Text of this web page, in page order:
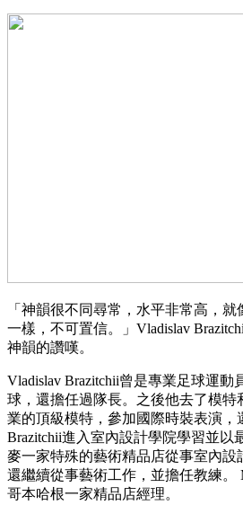
「神韻很不同尋常，水平非常高，
一樣，不可置信。」Vladislav
神韻的讚嘆。
Vladislav Brazitchii曾是專業足球運動
球，還擔任過隊長。之後他去了模特
業的頂級模特，參加國際時裝表演，
Brazitchii進入室內設計學院學習並以
麥一家特殊的藝術精品店從事室內設
還繼續從事藝術工作，並擔任教練。
哥本哈根一家精品店經理。